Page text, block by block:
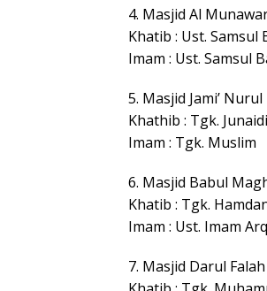
4. Masjid Al
Khatib : Ust. Samsul
Imam : Ust. Samsul
5. Masjid Jami’
Khathib : Tgk. Junaidi
Imam : Tgk. Muslim
6. Masjid Babul
Khatib : Tgk.
Imam : Ust. Imam
7. Masjid Darul